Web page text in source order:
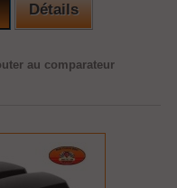
Détails
au comparateur